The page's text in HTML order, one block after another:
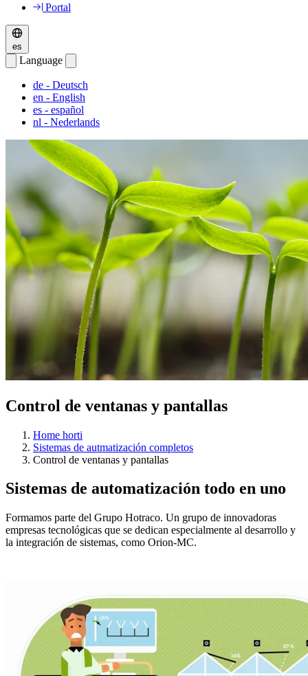
Portal
es
Language
de - Deutsch
en - English
es - español
nl - Nederlands
Control de ventanas y pantallas
Home horti
Sistemas de autmatización completos
Control de ventanas y pantallas
Sistemas de automatización todo en uno
Formamos parte del Grupo Hotraco. Un grupo de innovadoras
empresas tecnológicas que se dedican especialmente al desarrollo y
la integración de sistemas, como Orion-MC.